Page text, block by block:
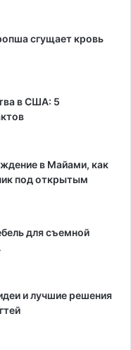
сгущает кровь
в США: 5
в Майами, как
под открытым
для съемной
и лучшие решения